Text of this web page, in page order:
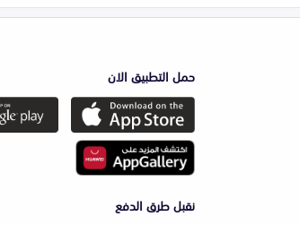
حمل التطبيق الان
نقبل طرق الدفع